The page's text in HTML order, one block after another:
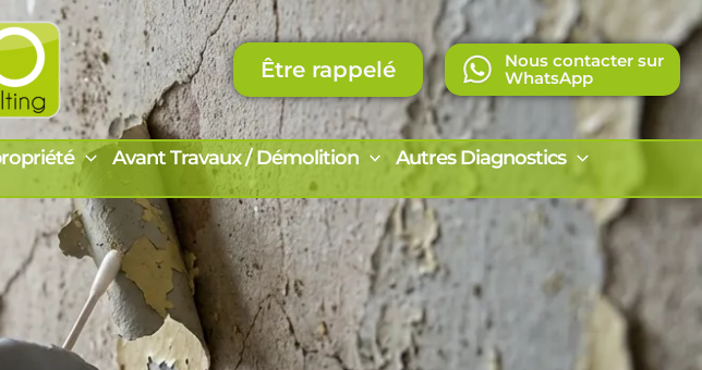
Être rappelé
Nous contacter sur
WhatsApp
Avant Travaux / Démolition
Autres Diagnostics